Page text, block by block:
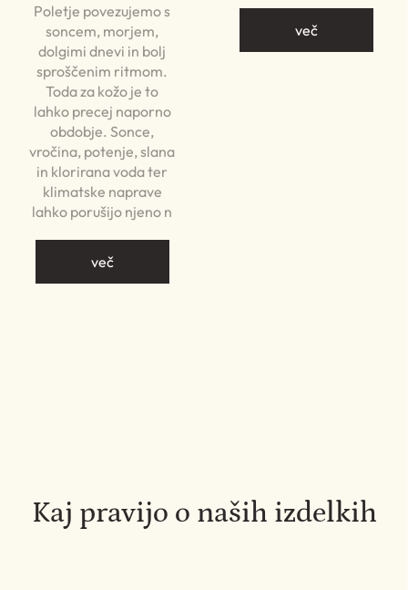
Poletje povezujemo s
soncem, morjem,
dolgimi dnevi in bolj
sproščenim ritmom.
Toda za kožo je to
lahko precej naporno
obdobje. Sonce,
vročina, potenje, slana
in klorirana voda ter
klimatske naprave
lahko porušijo njeno n
več
več
Kaj pravijo o naših izdelkih